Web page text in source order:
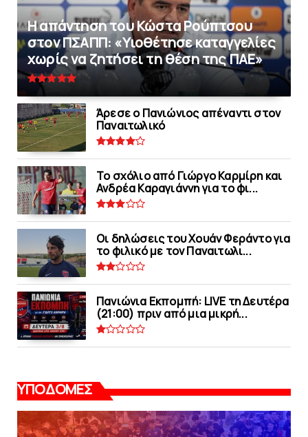
Η απάντηση του Κώστα Ρούπτσου
στον ΠΣΑΠΠ: «Υιοθέτησε καταγγελίες
χωρίς να ζητήσει τη θέση της ΠAΕ»
Άρεσε ο Πανιώνιος απέναντι στoν
Παναιτωλικό
Το σχόλιο από Γιώργο Καρμίρη και
Ανδρέα Καραγιάννη για το φι...
Οι δηλώσεις του Χουάν Φεράντο για
το φιλικό με τoν Παναιτωλι...
Πανιώνια Εκπομπή: LIVE τη Δευτέρα
(21:00) πριν από μια μικρή...
ΥΠΟΔΟΜΕΣ